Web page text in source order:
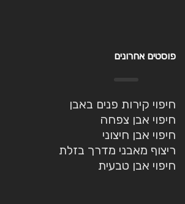
פוסטים אחרונים
חיפוי קירות פנים באבן
חיפוי אבן צפחה
חיפוי אבן חיצוני
ריצוף מאבני מדרך בזלת
חיפוי אבן טבעית